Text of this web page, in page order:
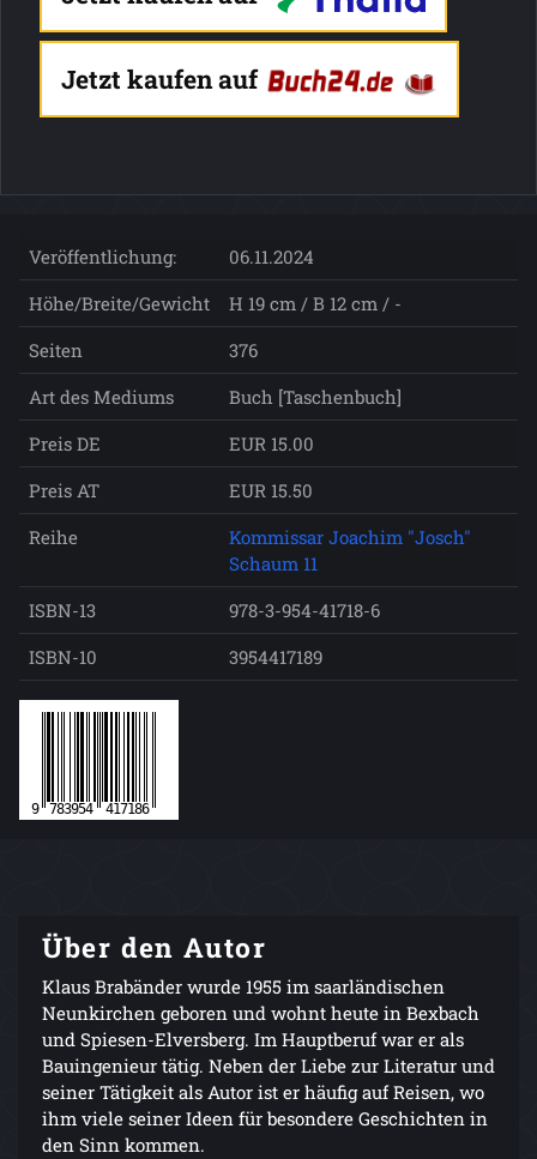
Jetzt kaufen auf
Veröffentlichung:
06.11.2024
Höhe/Breite/Gewicht
H 19 cm / B 12 cm / -
Seiten
376
Art des Mediums
Buch [Taschenbuch]
Preis DE
EUR 15.00
Preis AT
EUR 15.50
Reihe
Kommissar Joachim "Josch"
Schaum 11
ISBN-13
978-3-954-41718-6
ISBN-10
3954417189
Über den Autor
Klaus Brabänder wurde 1955 im saarländischen
Neunkirchen geboren und wohnt heute in Bexbach
und Spiesen-Elversberg. Im Hauptberuf war er als
Bauingenieur tätig. Neben der Liebe zur Literatur und
seiner Tätigkeit als Autor ist er häufig auf Reisen, wo
ihm viele seiner Ideen für besondere Geschichten in
den Sinn kommen.